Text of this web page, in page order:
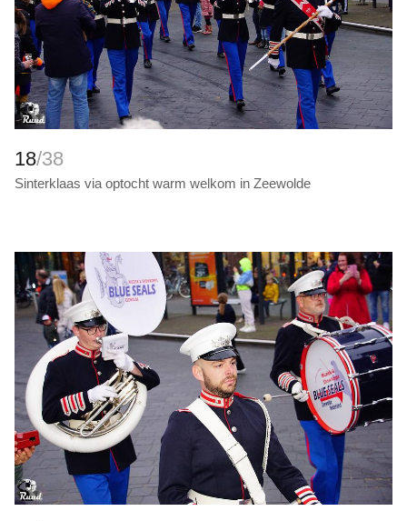
18/38
Sinterklaas via optocht warm welkom in Zeewolde